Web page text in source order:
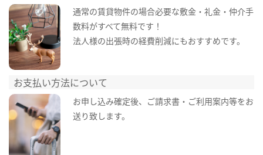
通常の賃貸物件の場合必要な敷金・礼金・仲介手
数料がすべて無料です！
法人様の出張時の経費削減にもおすすめです。
お支払い方法について
お申し込み確定後、ご請求書・ご利用案内等をお
送り致します。